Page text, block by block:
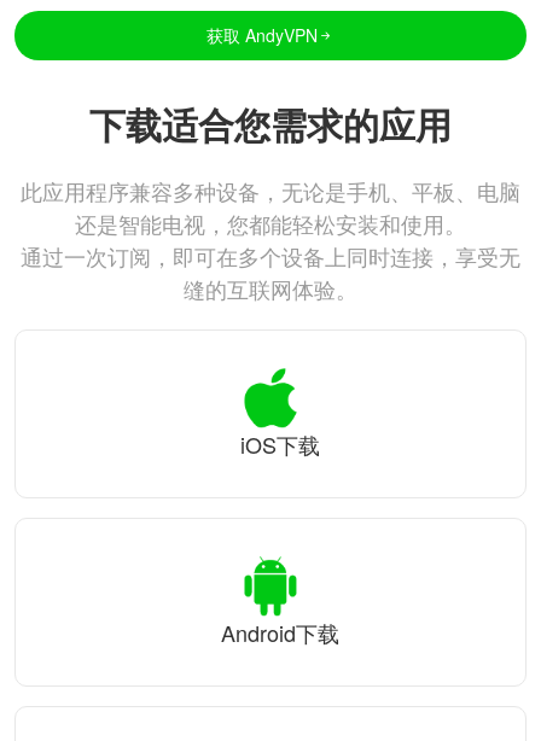
获取 AndyVPN
下载适合您需求的应用
此应用程序兼容多种设备，无论是手机、平板、电脑
还是智能电视，您都能轻松安装和使用。
通过一次订阅，即可在多个设备上同时连接，享受无
缝的互联网体验。
iOS下载
Android下载